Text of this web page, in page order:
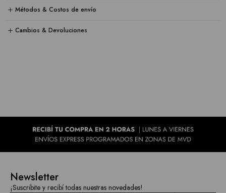
Métodos & Costos de envío
Cambios & Devoluciones
Newsletter
¡Suscribite y recibí todas nuestras novedades!